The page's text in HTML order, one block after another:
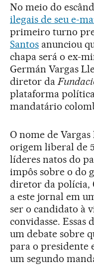
No meio do
ilegais de seu e-
primeiro turno
Santosanunciou
chapa será o ex-
Germán Vargas
diretor da
plataforma
mandatário
O nome de
origem liberal de
líderes natos do
impôs sobre o do
diretor da polícia,
a este jornal em
ser o candidato à
convidasse. Essas
um debate sobre
para o presidente
um segundo